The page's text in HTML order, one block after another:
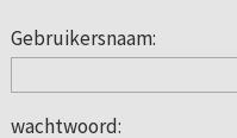
Gebruikersnaam:
wachtwoord: